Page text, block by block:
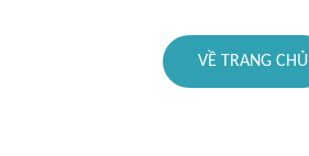
VỀ TRANG CHỦ